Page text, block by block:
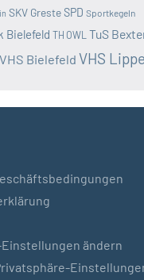
SKV GresteSPD Sportkegeln
Bielefeld TH OWL TuS
VHS Bielefeld VHS
ändern